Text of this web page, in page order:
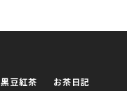
黒豆紅茶 お茶日記